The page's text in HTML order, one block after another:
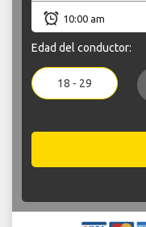
Edad del conductor:
18 - 29